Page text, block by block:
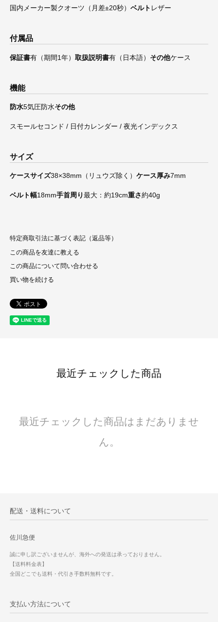
国内メーカー製クオーツ（月差±20秒） ベルト レザー
付属品
保証書有（期間1年） 取扱説明書有（日本語） その他ケース
機能
防水5気圧防水その他
スモールセコンド / 日付カレンダー / 夜光インデックス
サイズ
ケースサイズ38×38mm（リュウズ除く） ケース厚み7mm
ベルト幅18mm手首周り最大：約19cm重さ約40g
特定商取引法に基づく表記（返品等）
この商品を友達に教える
この商品について問い合わせる
買い物を続ける
最近チェックした商品
最近チェックした商品はまだありませ
ん。
配送・送料について
佐川急便
誠に申し訳ございませんが、海外への発送は承っておりません。
【送料料金表】
全国どこでも送料・代引き手数料無料です。
支払い方法について